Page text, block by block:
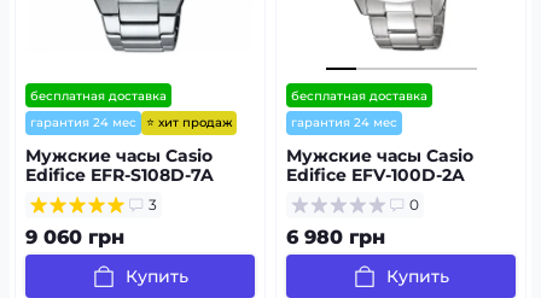
бесплатная доставка
гарантия 24 мес
⭐ хит продаж
Мужские часы Casio
Edifice EFR-S108D-7A
3
9 060 грн
Купить
бесплатная доставка
гарантия 24 мес
Мужские часы Casio
Edifice EFV-100D-2A
0
6 980 грн
Купить